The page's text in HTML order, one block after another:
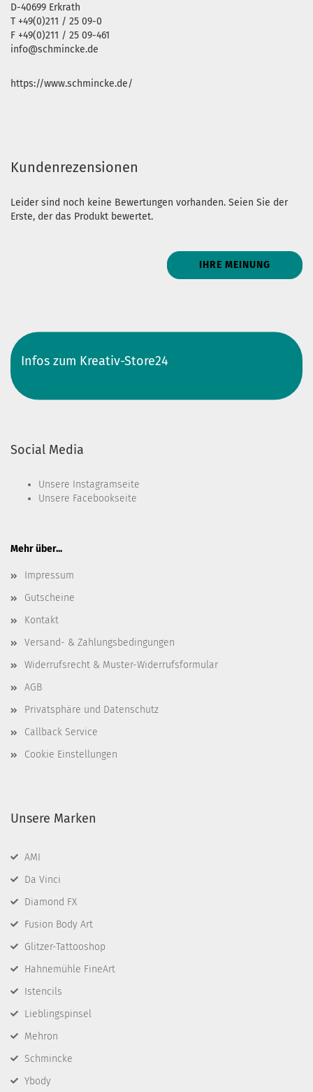
D-40699 Erkrath
T +49(0)211 / 25 09-0
F +49(0)211 / 25 09-461
info@schmincke.de
https://www.schmincke.de/
Kundenrezensionen
Leider sind noch keine Bewertungen vorhanden. Seien Sie der
Erste, der das Produkt bewertet.
IHRE MEINUNG
Infos zum Kreativ-Store24
Social Media
Unsere Instagramseite
Unsere Facebookseite
Mehr über...
Impressum
Gutscheine
Kontakt
Versand- & Zahlungsbedingungen
Widerrufsrecht & Muster-Widerrufsformular
AGB
Privatsphäre und Datenschutz
Callback Service
Cookie Einstellungen
Unsere Marken
AMI
Da Vinci
Diamond FX
Fusion Body Art
Glitzer-Tattooshop
Hahnemühle FineArt
Istencils
Lieblingspinsel
Mehron
Schmincke
Ybody